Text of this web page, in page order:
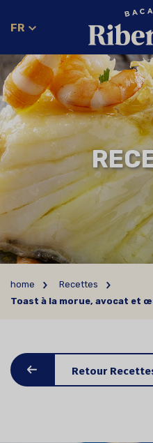
FR
home
Recettes
Toast à la morue, avocat et
Retour